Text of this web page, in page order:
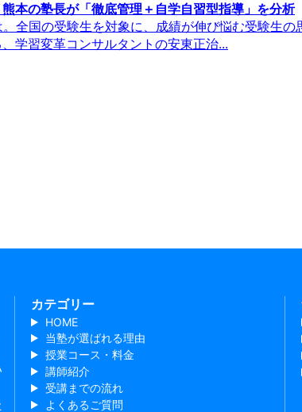
本の塾長が「徹底管理＋自学自習型指導」を分析
国の受験生を対象に、成績が伸び悩む受験生の
学習変革コンサルタントの安東正治...
カテゴリー
HOME
当塾が選ばれる理由
授業コース・料金
講師紹介
受講までの流れ
よくあるご質問